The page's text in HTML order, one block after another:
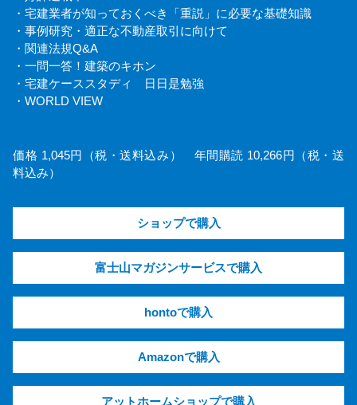
・宅建業者が知っておくべき「重説」に必要な基礎知識
・事例研究・適正な不動産取引に向けて
・関連法規Q&A
・一問一答！建築のキホン
・宅建ケーススタディ 日日是勉強
・WORLD VIEW
価格 1,045円（税・送料込み） 年間購読 10,266円（税・送
料込み）
ショップで購入
富士山マガジンサービスで購入
hontoで購入
Amazonで購入
アットホームショップで購入